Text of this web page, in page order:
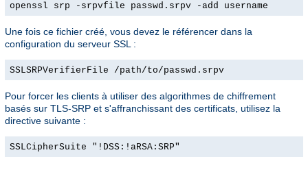
openssl srp -srpvfile passwd.srpv -add username
Une fois ce fichier créé, vous devez le référencer dans la
configuration du serveur SSL :
SSLSRPVerifierFile /path/to/passwd.srpv
Pour forcer les clients à utiliser des algorithmes de chiffrement
basés sur TLS-SRP et s'affranchissant des certificats, utilisez la
directive suivante :
SSLCipherSuite "!DSS:!aRSA:SRP"